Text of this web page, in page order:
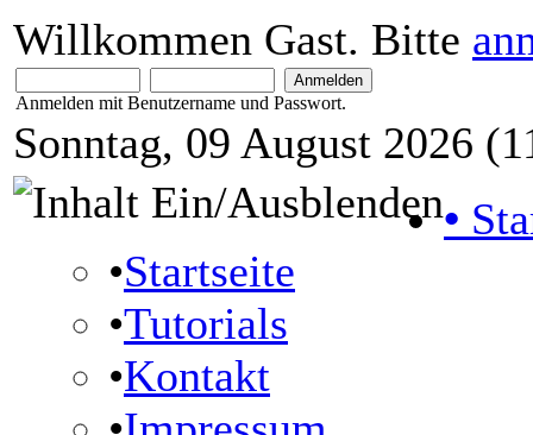
Willkommen Gast. Bitte
Anmelden mit Benutzername und Passwort.
Sonntag, 09 August 2026
•
•Startseite
•Tutorials
•Kontakt